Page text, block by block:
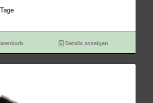
Details anzeigen